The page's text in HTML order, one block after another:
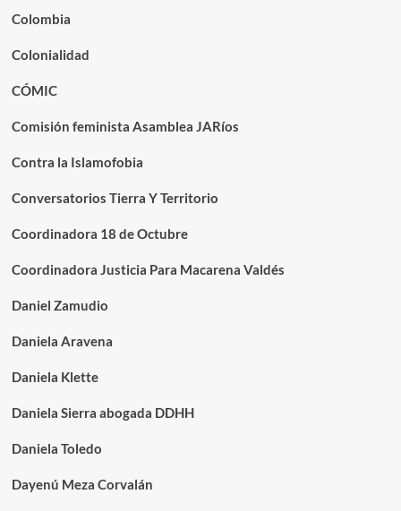
Colombia
Colonialidad
CÓMIC
Comisión feminista Asamblea JARíos
Contra la Islamofobia
Conversatorios Tierra Y Territorio
Coordinadora 18 de Octubre
Coordinadora Justicia Para Macarena Valdés
Daniel Zamudio
Daniela Aravena
Daniela Klette
Daniela Sierra abogada DDHH
Daniela Toledo
Dayenú Meza Corvalán